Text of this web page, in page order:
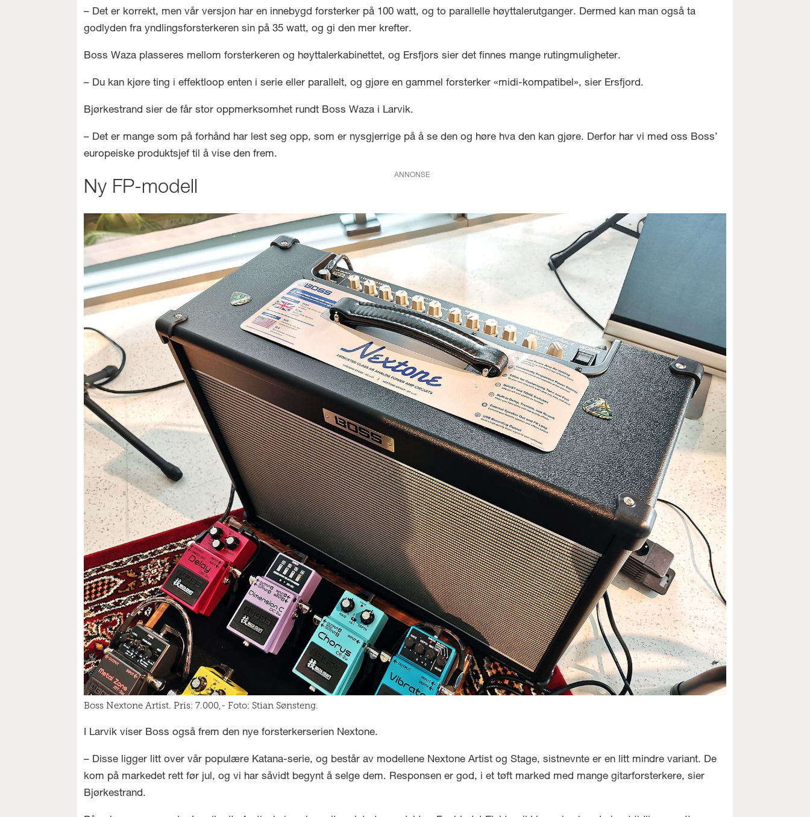
– Det er korrekt, men vår versjon har en innebygd forsterker på 100 watt, og to parallelle høyttalerutganger. Dermed kan man også ta
godlyden fra yndlingsforsterkeren sin på 35 watt, og gi den mer krefter.
Boss Waza plasseres mellom forsterkeren og høyttalerkabinettet, og Ersfjors sier det finnes mange rutingmuligheter.
– Du kan kjøre ting i effektloop enten i serie eller parallelt, og gjøre en gammel forsterker «midi-kompatibel», sier Ersfjord.
Bjørkestrand sier de får stor oppmerksomhet rundt Boss Waza i Larvik.
– Det er mange som på forhånd har lest seg opp, som er nysgjerrige på å se den og høre hva den kan gjøre. Derfor har vi med oss Boss’
europeiske produktsjef til å vise den frem.
ANNONSE
Ny FP-modell
Boss Nextone Artist. Pris: 7.000,- Foto: Stian Sønsteng.
I Larvik viser Boss også frem den nye forsterkerserien Nextone.
– Disse ligger litt over vår populære Katana-serie, og består av modellene Nextone Artist og Stage, sistnevnte er en litt mindre variant. De
kom på markedet rett før jul, og vi har såvidt begynt å selge dem. Responsen er god, i et tøft marked med mange gitarforsterkere, sier
Bjørkestrand.